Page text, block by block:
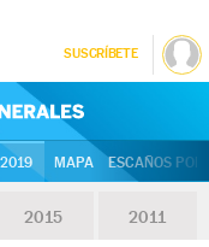
SUSCRÍBETE
2019 MAPA ESCAÑOS
2015 2011